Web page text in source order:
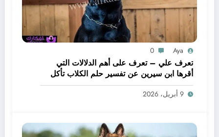
Aya
0
تعرف علي – تعرف على أهم الدلالات التي
أقرها ابن سيرين عن تفسير حلم الكلاب تأكل
لحم – بالتفصيل
9 أبريل، 2026